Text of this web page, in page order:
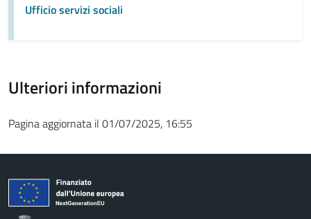
Ufficio servizi sociali
Ulteriori informazioni
Pagina aggiornata il 01/07/2025, 16:55